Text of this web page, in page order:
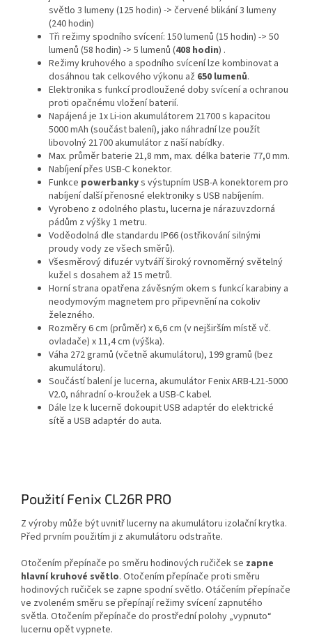
světlo 3 lumeny (125 hodin) -> červené blikání 3 lumeny
(240 hodin)
Tři režimy spodního svícení: 150 lumenů (15 hodin) -> 50
lumenů (58 hodin) -> 5 lumenů (408 hodin) .
Režimy kruhového a spodního svícení lze kombinovat a
dosáhnou tak celkového výkonu až 650 lumenů.
Elektronika s funkcí prodloužené doby svícení a ochranou
proti opačnému vložení baterií.
Napájená je 1x Li-ion akumulátorem 21700 s kapacitou
5000 mAh (součást balení), jako náhradní lze použít
libovolný 21700 akumulátor z naší nabídky.
Max. průměr baterie 21,8 mm, max. délka baterie 77,0 mm.
Nabíjení přes USB-C konektor.
Funkce powerbankys výstupním USB-A konektorem pro
nabíjení další přenosné elektroniky s USB nabíjením.
Vyrobeno z odolného plastu, lucerna je nárazuvzdorná
pádům z výšky 1 metru.
Voděodolná dle standardu IP66 (ostřikování silnými
proudy vody ze všech směrů).
Všesměrový difuzér vytváří široký rovnoměrný světelný
kužel s dosahem až 15 metrů.
Horní strana opatřena závěsným okem s funkcí karabiny a
neodymovým magnetem pro připevnění na cokoliv
železného.
Rozměry 6 cm (průměr) x 6,6 cm (v nejširším místě vč.
ovladače) x 11,4 cm (výška).
Váha 272 gramů (včetně akumulátoru), 199 gramů (bez
akumulátoru).
Součástí balení je lucerna, akumulátor Fenix ARB-L21-5000
V2.0, náhradní o-kroužek a USB-C kabel.
Dále lze k lucerně dokoupit USB adaptér do elektrické
sítě a USB adaptér do auta.
Použití Fenix CL26R PRO
Z výroby může být uvnitř lucerny na akumulátoru izolační krytka.
Před prvním použitím ji z akumulátoru odstraňte.
Otočením přepínače po směru hodinových ručiček se zapne
hlavní kruhové světlo. Otočením přepínače proti směru
hodinových ručiček se zapne spodní světlo. Otáčením přepínače
ve zvoleném směru se přepínají režimy svícení zapnutého
světla. Otočením přepínače do prostřední polohy „vypnuto“
lucernu opět vypnete.